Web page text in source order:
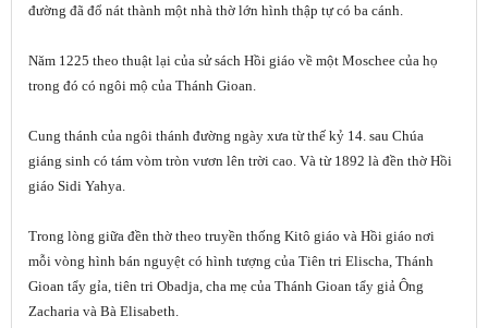
đường đã đổ nát thành một nhà thờ lớn hình thập tự có ba cánh.
Năm 1225 theo thuật lại của sử sách Hồi giáo về một Moschee của họ
trong đó có ngôi mộ của Thánh Gioan.
Cung thánh của ngôi thánh đường ngày xưa từ thế kỷ 14. sau Chúa
giáng sinh có tám vòm tròn vươn lên trời cao. Và từ 1892 là đền thờ Hồi
giáo Sidi Yahya.
Trong lòng giữa đền thờ theo truyền thống Kitô giáo và Hồi giáo nơi
mỗi vòng hình bán nguyệt có hình tượng của Tiên tri Elischa, Thánh
Gioan tẩy gỉa, tiên tri Obadja, cha mẹ của Thánh Gioan tẩy giả Ông
Zacharia và Bà Elisabeth.